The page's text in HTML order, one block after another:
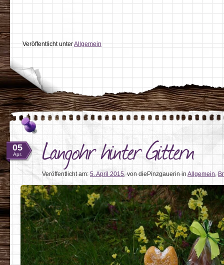
Veröffentlicht unterAllgemein
05
Apr. Langohr hinter Gittern
Veröffentlicht am:5. April 2015,von diePinzgauerininAllgemein,